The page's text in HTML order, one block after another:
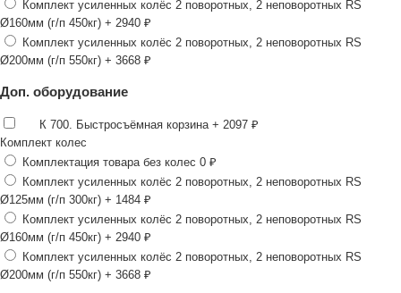
Комплект усиленных колёс 2 поворотных, 2 неповоротных RS
Ø160мм (г/п 450кг) + 2940 ₽
Комплект усиленных колёс 2 поворотных, 2 неповоротных RS
Ø200мм (г/п 550кг) + 3668 ₽
Доп. оборудование
К 700. Быстросъёмная корзина + 2097 ₽
Комплект колес
Комплектация товара без колес 0 ₽
Комплект усиленных колёс 2 поворотных, 2 неповоротных RS
Ø125мм (г/п 300кг) + 1484 ₽
Комплект усиленных колёс 2 поворотных, 2 неповоротных RS
Ø160мм (г/п 450кг) + 2940 ₽
Комплект усиленных колёс 2 поворотных, 2 неповоротных RS
Ø200мм (г/п 550кг) + 3668 ₽